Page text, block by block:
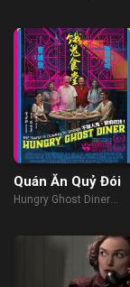
Quán Ăn Quỷ Đói
Hungry Ghost Diner